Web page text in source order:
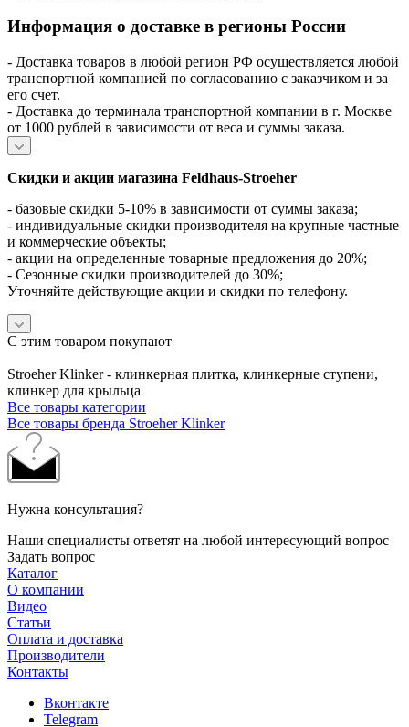
Информация о доставке в регионы России
- Доставка товаров в любой регион РФ осуществляется любой
транспортной компанией по согласованию с заказчиком и за
его счет.
- Доставка до терминала транспортной компании в г. Москве
от 1000 рублей в зависимости от веса и суммы заказа.
Скидки и акции магазина Feldhaus-Stroeher
- базовые скидки 5-10% в зависимости от суммы заказа;
- индивидуальные скидки производителя на крупные частные
и коммерческие объекты;
- акции на определенные товарные предложения до 20%;
- Сезонные скидки производителей до 30%;
Уточняйте действующие акции и скидки по телефону.
С этим товаром покупают
Stroeher Klinker - клинкерная плитка, клинкерные ступени,
клинкер для крыльца
Все товары категории
Все товары бренда Stroeher Klinker
Нужна консультация?
Наши специалисты ответят на любой интересующий вопрос
Задать вопрос
Каталог
О компании
Видео
Статьи
Оплата и доставка
Производители
Контакты
Вконтакте
Telegram